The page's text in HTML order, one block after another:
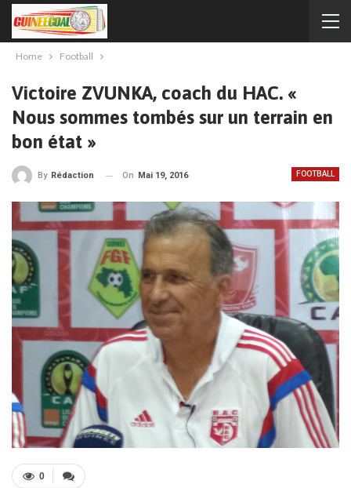
Home Football
Victoire ZVUNKA, coach du HAC. «
Nous sommes tombés sur un terrain en
bon état »
FOOTBALL
By Rédaction On Mai 19, 2016
0